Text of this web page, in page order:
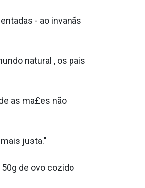
- ao invanãs
natural , os pais
as ma£es não
justa."
de ovo cozido